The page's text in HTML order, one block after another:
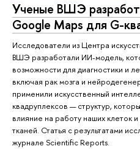
Ученые ВШЭ
Google Maps для G-
Исследователи из Центра
ВШЭ разработали ИИ-модель,
возможности для диагностики и
включая рак мозга и
применили искусственный
квадруплексов — структур,
влияние на работу наших клеток
тканей. Статья с результатами
журнале Scientific Reports.